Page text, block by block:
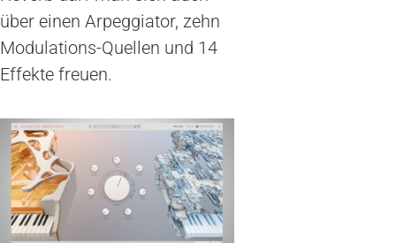
über einen Arpeggiator, zehn
Modulations-Quellen und 14
Effekte freuen.